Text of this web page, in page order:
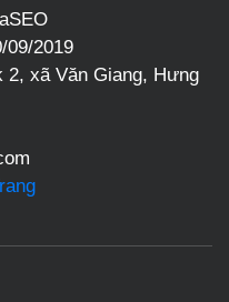
09/2019
2, xã Văn Giang, Hưng